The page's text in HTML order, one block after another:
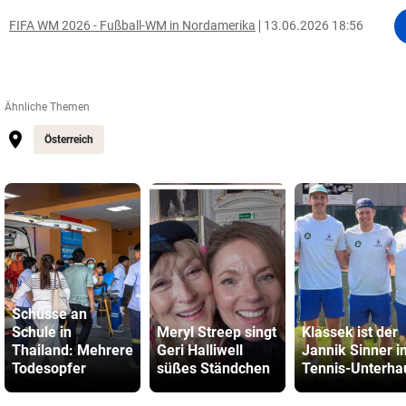
FIFA WM 2026 - Fußball-WM in Nordamerika 13.06.2026 18:56
Ähnliche Themen
Österreich
Schüsse an
Schule in
Thailand: Mehrere
Todesopfer
Meryl Streep singt
Geri Halliwell
süßes Ständchen
Klassek ist der
Jannik Sinner
Tennis-